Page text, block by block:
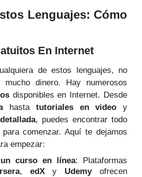
Lenguajes: Cómo
En Internet
de estos lenguajes, no
mucho dinero. Hay numerosos
disponibles en Internet. Desde
hasta tutoriales en video y
, puedes encontrar todo
comenzar. Aquí te dejamos
empezar:
un curso en línea: Plataformas
, edXy Udemyofrecen